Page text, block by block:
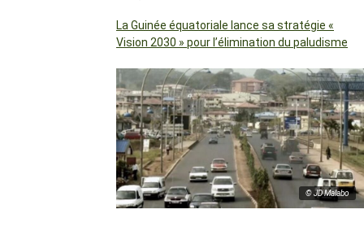
La Guinée équatoriale lance sa stratégie «
Vision 2030 » pour l’élimination du paludisme
© JD Malabo